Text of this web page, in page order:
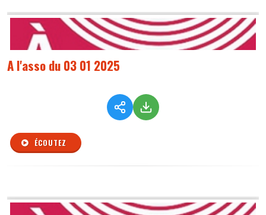
A l'asso du 03 01 2025
ÉCOUTEZ